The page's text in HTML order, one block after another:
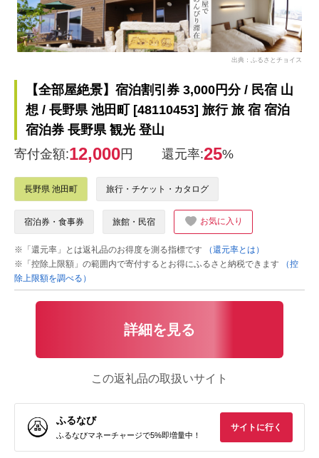
出典：ふるさとチョイス
【全部屋絶景】宿泊割引券 3,000円分 / 民宿 山
想 / 長野県 池田町 [48110453] 旅行 旅 宿 宿泊
宿泊券 長野県 観光 登山
寄付金額:12,000円 還元率:25%
長野県 池田町 旅行・チケット・カタログ
宿泊券・食事券 旅館・民宿 お気に入り
※「還元率」とは返礼品のお得度を測る指標です
（還元率とは）
※「控除上限額」の範囲内で寄付するとお得にふるさと納税できます
（控
除上限額を調べる）
詳細を見る
この返礼品の取扱いサイト
ふるなび
ふるなびマネーチャージで5%即増量中！
サイトに行く